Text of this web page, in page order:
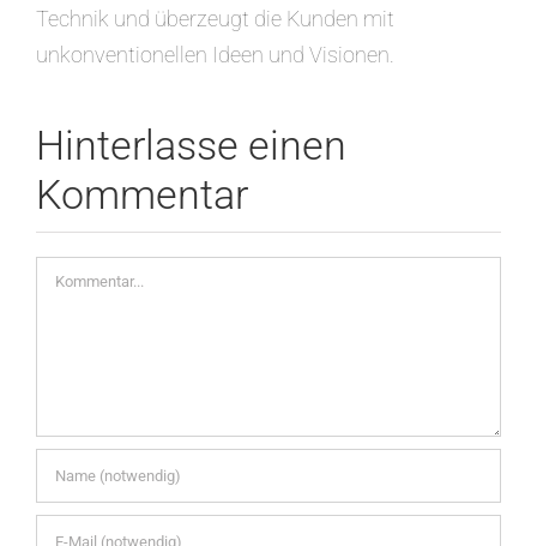
Technik und überzeugt die Kunden mit
unkonventionellen Ideen und Visionen.
Hinterlasse einen
Kommentar
Kommentar